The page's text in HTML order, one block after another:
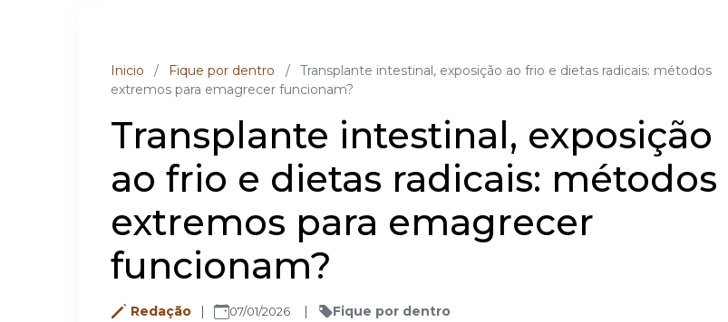
Inicio / Fique por dentro /
Transplante intestinal, exposição ao frio e dietas radicais: métodos
extremos para emagrecer funcionam?
Transplante intestinal, exposição
ao frio e dietas radicais: métodos
extremos para emagrecer
funcionam?
Redação 07/01/2026 Fique por dentro